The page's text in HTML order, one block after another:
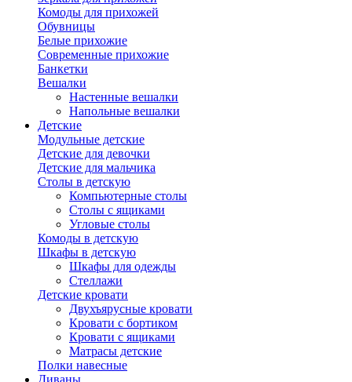
Комоды для прихожей
Обувницы
Белые прихожие
Современные прихожие
Банкетки
Вешалки
Настенные вешалки
Напольные вешалки
Детские
Модульные детские
Детские для девочки
Детские для мальчика
Столы в детскую
Компьютерные столы
Столы с ящиками
Угловые столы
Комоды в детскую
Шкафы в детскую
Шкафы для одежды
Стеллажи
Детские кровати
Двухъярусные кровати
Кровати с бортиком
Кровати с ящиками
Матрасы детские
Полки навесные
Диваны